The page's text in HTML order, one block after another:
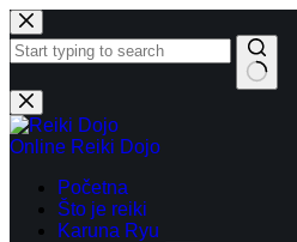
Preskoči
na
sadržaj
Nema
rezultata.
Online Reiki Dojo
Početna
Što je reiki
Karuna Ryu